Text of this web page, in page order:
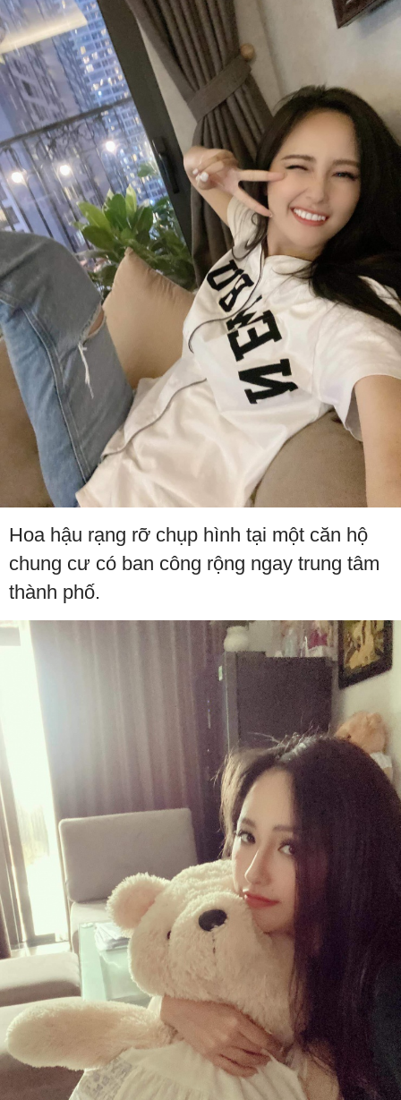
Hoa hậu rạng rỡ chụp hình tại một căn hộ
chung cư có ban công rộng ngay trung tâm
thành phố.